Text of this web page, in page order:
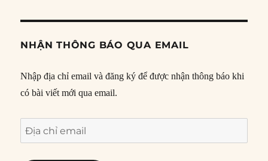
NHẬN THÔNG BÁO QUA EMAIL
Nhập địa chỉ email và đăng ký để được nhận thông báo khi
có bài viết mới qua email.
Địa
chỉ
email